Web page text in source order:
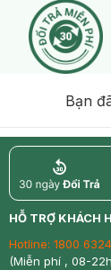
Bạn
return
HỖ TRỢ KHÁCH
Hotline: 1800 6324
(Miễn phí , 08-